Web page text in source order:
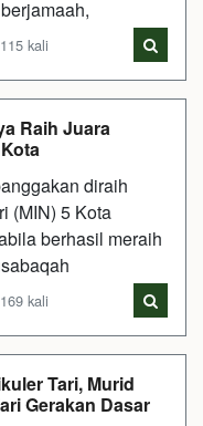
kali
Raih Juara
diraih
(MIN) 5 Kota
berhasil meraih
kali
Tari, Murid
Gerakan Dasar